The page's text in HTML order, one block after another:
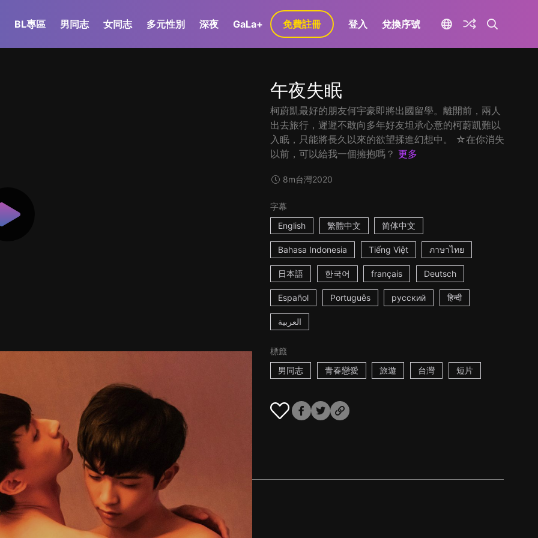
BL專區 男同志 女同志 多元性別 深夜 GaLa+ 免費註冊 登入 兌換序號
午夜失眠
柯蔚凱最好的朋友何宇豪即將出國留學。離開前，兩人
出去旅行，遲遲不敢向多年好友坦承心意的柯蔚凱難以
入眠，只能將長久以來的欲望揉進幻想中。 ☆在你消失
以前，可以給我一個擁抱嗎？ 更多
8m台灣2020
字幕
English
繁體中文 简体中文
Bahasa Indonesia Tiếng Việt ภาษาไทย
日本語 한국어 français Deutsch
Español Português русский हिन्दी
العربية
標籤
男同志
青春戀愛 旅遊 台灣 短片